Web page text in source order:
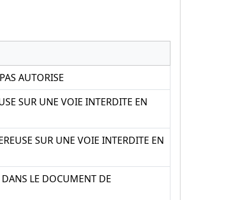
AUTORISE
SUR UNE VOIE INTERDITE EN
SUR UNE VOIE INTERDITE EN
LE DOCUMENT DE